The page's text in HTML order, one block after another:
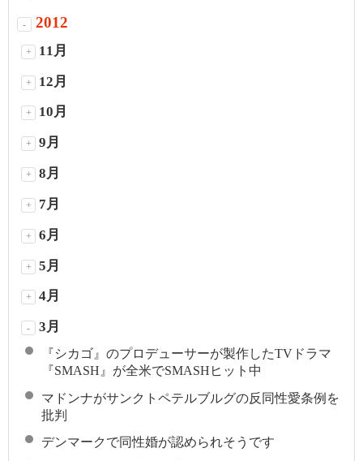
- 2012
+ 11月
+ 12月
+ 10月
+ 9月
+ 8月
+ 7月
+ 6月
+ 5月
+ 4月
- 3月
『シカゴ』のプロデューサーが製作したTVドラマ
『SMASH』が全米でSMASHヒット中
マドンナがサンクトペテルブルグの反同性愛条例を
批判
デンマークで同性婚が認められそうです